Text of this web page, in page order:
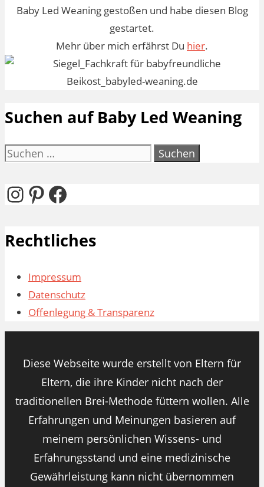
Baby Led Weaning gestoßen und habe diesen Blog
gestartet.
Mehr über mich erfährst Du hier.
Suchen auf Baby Led Weaning
Suchen
Instagram
Pinterest
Facebook
Rechtliches
Impressum
Datenschutz
Offenlegung & Transparenz
Diese Webseite wurde erstellt von Eltern für
Eltern, die ihre Kinder nicht nach der
traditionellen Brei-Methode füttern wollen. Alle
Erfahrungen und Meinungen basieren auf
meinem persönlichen Wissens- und
Erfahrungsstand und eine medizinische
Gewährleistung kann nicht übernommen